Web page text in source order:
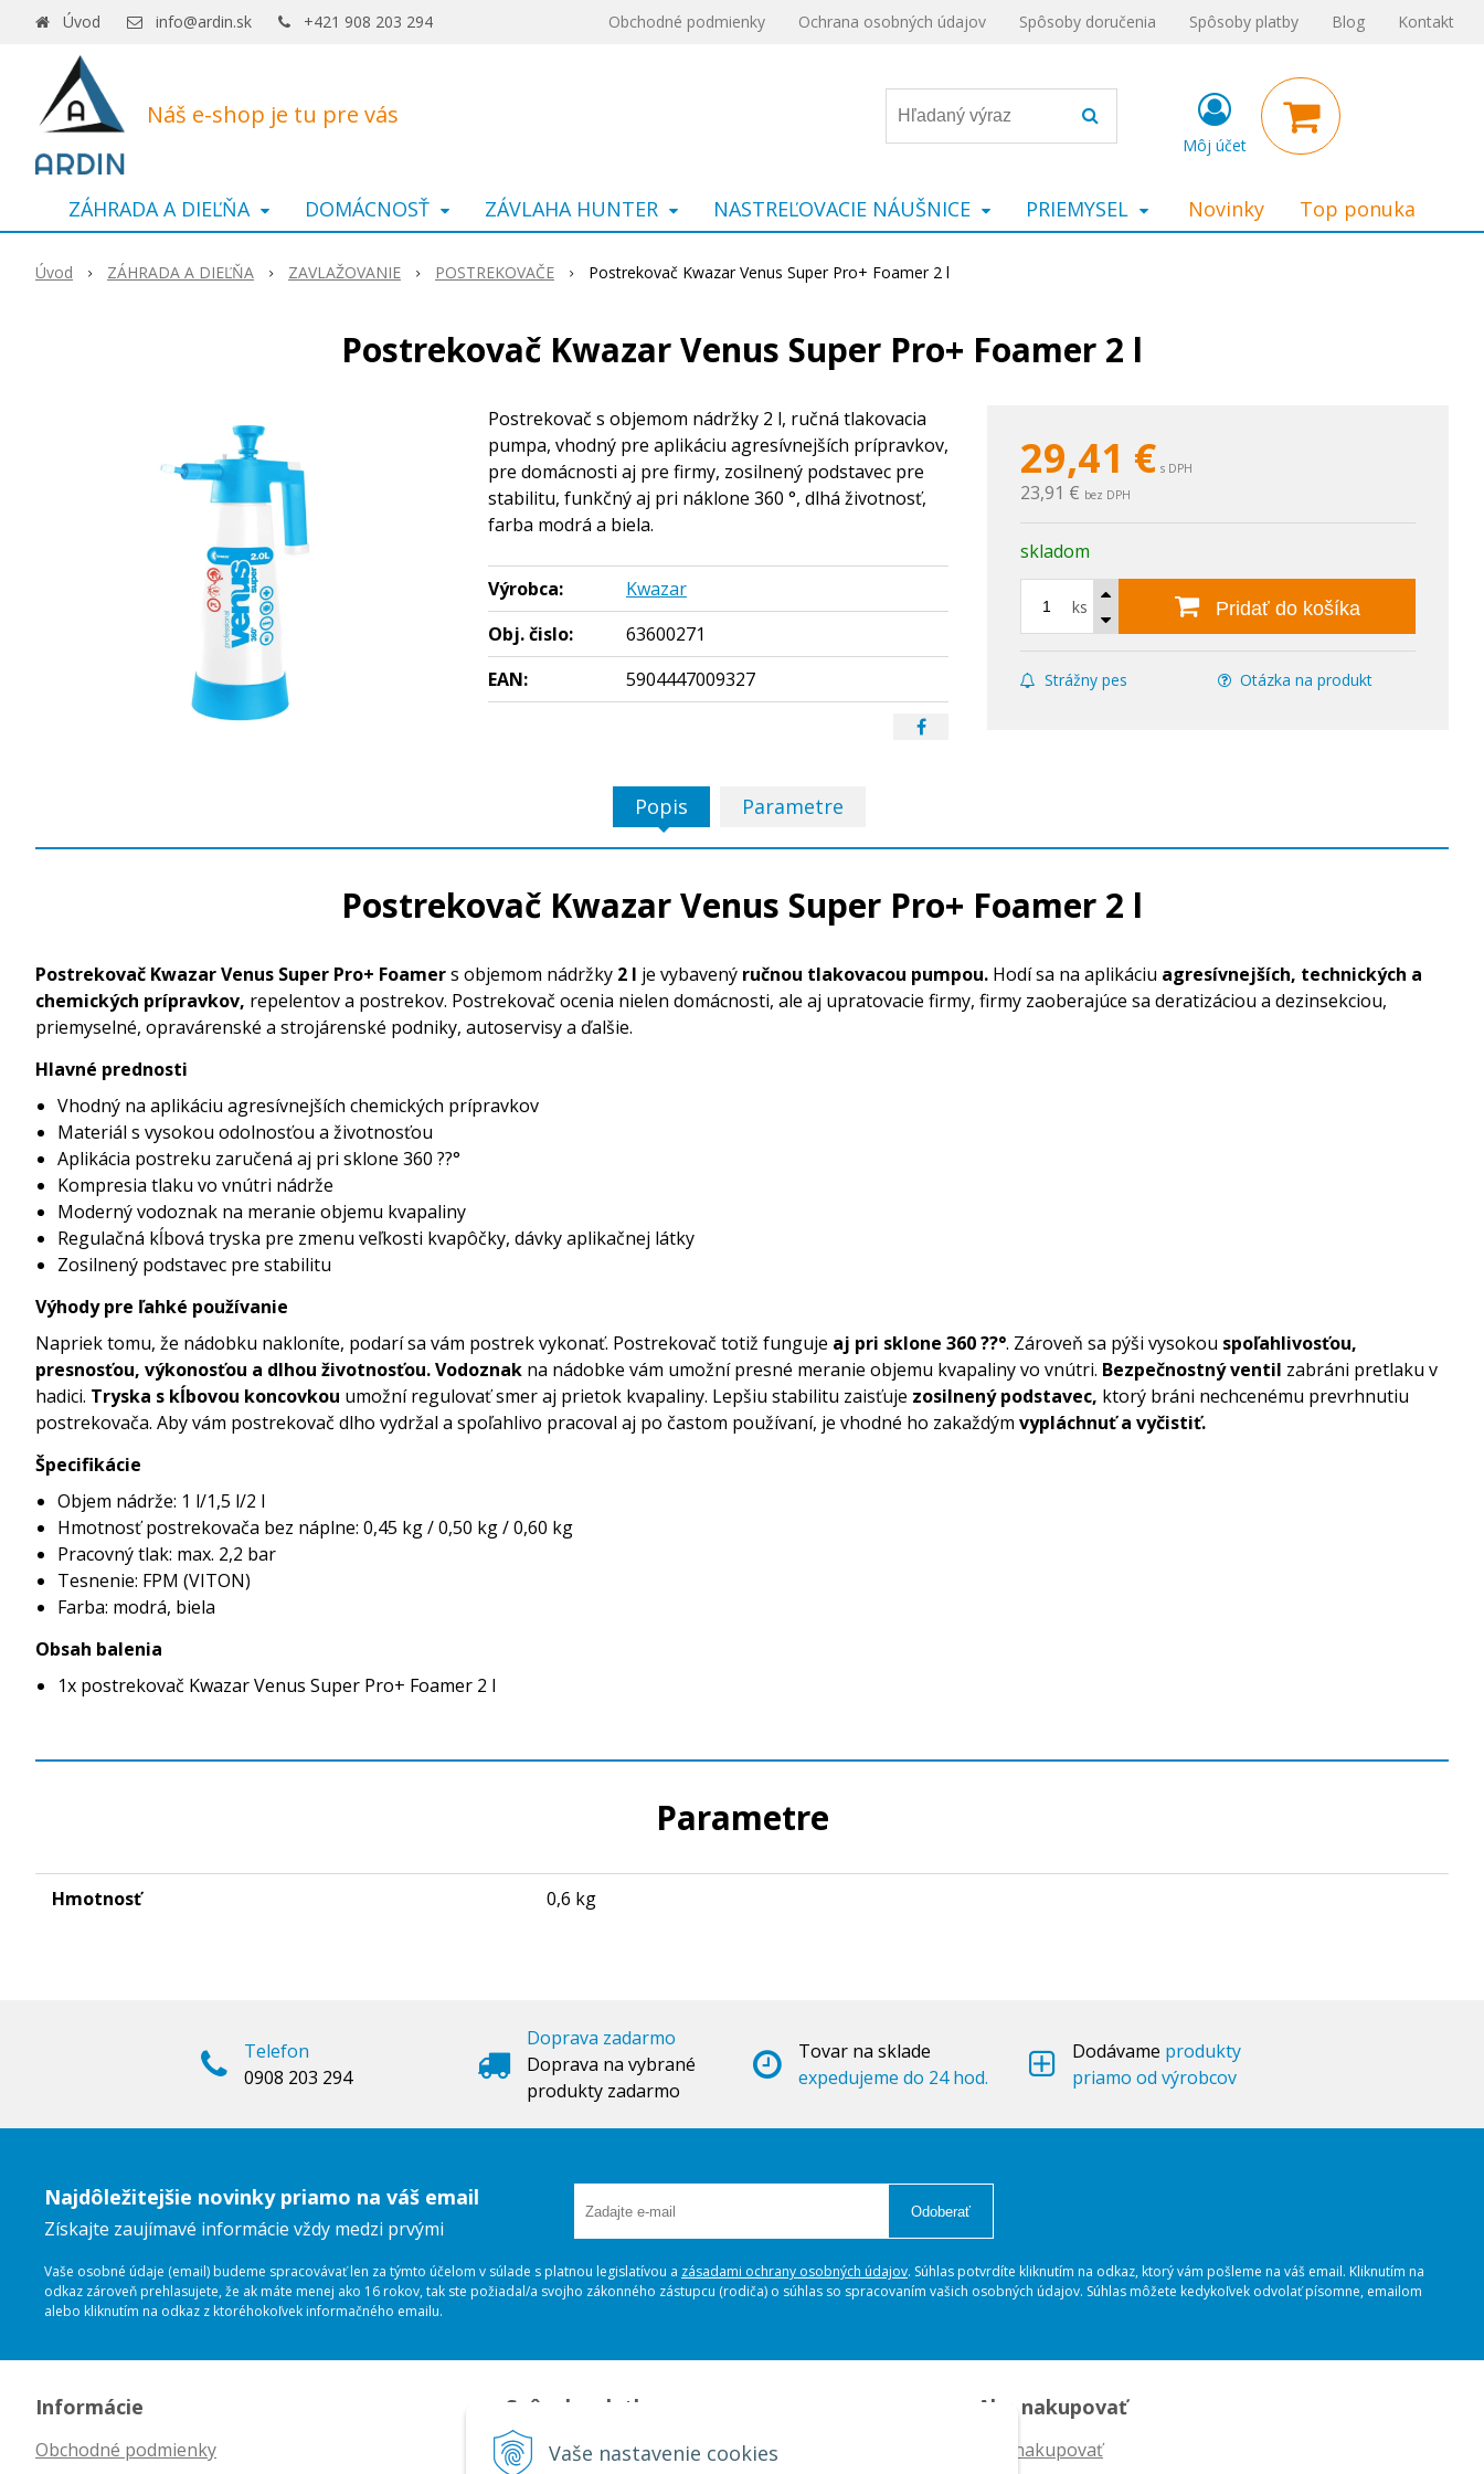
Vaše nastavenie cookies
Náš e-shop je tu pre vás
Úvod info@ardin.sk +421 908 203 294 Obchodné podmienky Ochrana osobných údajov Spôsoby doručenia Spôsoby platby Blog Kontakt
Môj účet
ZÁHRADA A DIEĽŇA DOMÁCNOSŤ ZÁVLAHA HUNTER NASTREĽOVACIE NÁUŠNICE PRIEMYSEL Novinky Top ponuka
Úvod ZÁHRADA A DIEĽŇA ZAVLAŽOVANIE POSTREKOVAČE Postrekovač Kwazar Venus Super Pro+ Foamer 2 l
Postrekovač Kwazar Venus Super Pro+ Foamer 2 l
29,41 € s DPH
23,91 € bez DPH
skladom
ks Pridať do košíka
Strážny pes Otázka na produkt
Postrekovač s objemom nádržky 2 l, ručná tlakovacia
pumpa, vhodný pre aplikáciu agresívnejších prípravkov,
pre domácnosti aj pre firmy, zosilnený podstavec pre
stabilitu, funkčný aj pri náklone 360 °, dlhá životnosť,
farba modrá a biela.
Výrobca:
Kwazar
Obj. čislo:
63600271
EAN:
5904447009327
Popis Parametre
Postrekovač Kwazar Venus Super Pro+ Foamer 2 l
Postrekovač Kwazar Venus Super Pro+ Foamers objemom nádržky 2 l je vybavený ručnou tlakovacou pumpou. Hodí sa na aplikáciu agresívnejších, technických a
chemických prípravkov, repelentov a postrekov. Postrekovač ocenia nielen domácnosti, ale aj upratovacie firmy, firmy zaoberajúce sa deratizáciou a dezinsekciou,
priemyselné, opravárenské a strojárenské podniky, autoservisy a ďalšie.
Hlavné prednosti
Vhodný na aplikáciu agresívnejších chemických prípravkov
Materiál s vysokou odolnosťou a životnosťou
Aplikácia postreku zaručená aj pri sklone 360 ??°
Kompresia tlaku vo vnútri nádrže
Moderný vodoznak na meranie objemu kvapaliny
Regulačná kĺbová tryska pre zmenu veľkosti kvapôčky, dávky aplikačnej látky
Zosilnený podstavec pre stabilitu
Výhody pre ľahké používanie
Napriek tomu, že nádobku nakloníte, podarí sa vám postrek vykonať. Postrekovač totiž funguje aj pri sklone 360 ??°. Zároveň sa pýši vysokou spoľahlivosťou,
presnosťou, výkonosťou a dlhou životnosťou. Vodoznak na nádobke vám umožní presné meranie objemu kvapaliny vo vnútri. Bezpečnostný ventil zabráni pretlaku v
hadici. Tryska s kĺbovou koncovkou umožní regulovať smer aj prietok kvapaliny. Lepšiu stabilitu zaisťuje zosilnený podstavec, ktorý bráni nechcenému prevrhnutiu
postrekovača. Aby vám postrekovač dlho vydržal a spoľahlivo pracoval aj po častom používaní, je vhodné ho zakaždým vypláchnuť a vyčistiť.
Špecifikácie
Objem nádrže: 1 l/1,5 l/2 l
Hmotnosť postrekovača bez náplne: 0,45 kg / 0,50 kg / 0,60 kg
Pracovný tlak: max. 2,2 bar
Tesnenie: FPM (VITON)
Farba: modrá, biela
Obsah balenia
1x postrekovač Kwazar Venus Super Pro+ Foamer 2 l
Parametre
Hmotnosť 0,6 kg
Telefon
0908 203 294
Doprava zadarmo
Doprava na vybrané
produkty zadarmo
Tovar na sklade
expedujeme do 24 hod.
Dodávame produkty
priamo od výrobcov
Najdôležitejšie novinky priamo na váš email
Získajte zaujímavé informácie vždy medzi prvými
Odoberať
Vaše osobné údaje (email) budeme spracovávať len za týmto účelom v súlade s platnou legislatívou a zásadami ochrany osobných údajov. Súhlas potvrdíte kliknutím na odkaz, ktorý vám pošleme na váš email. Kliknutím na
odkaz zároveň prehlasujete, že ak máte menej ako 16 rokov, tak ste požiadal/a svojho zákonného zástupcu (rodiča) o súhlas so spracovaním vašich osobných údajov. Súhlas môžete kedykoľvek odvolať písomne, emailom
alebo kliknutím na odkaz z ktoréhokoľvek informačného emailu.
Informácie
Obchodné podmienky
Spôsoby platby
Platba na dobierku
Ako nakupovať
Ako nakupovať